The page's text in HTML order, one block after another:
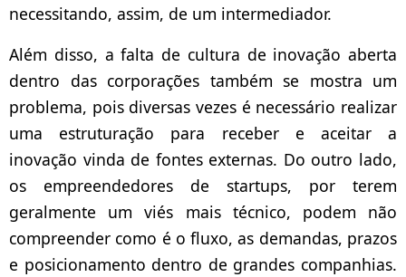
necessitando, assim, de um intermediador.
Além disso, a falta de cultura de inovação aberta
dentro das corporações também se mostra um
problema, pois diversas vezes é necessário realizar
uma estruturação para receber e aceitar a
inovação vinda de fontes externas. Do outro lado,
os empreendedores de startups, por terem
geralmente um viés mais técnico, podem não
compreender como é o fluxo, as demandas, prazos
e posicionamento dentro de grandes companhias.